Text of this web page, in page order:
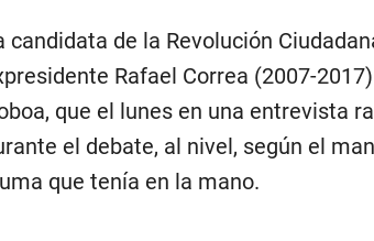
candidata de la Revolución
Rafael Correa (2007-
que el lunes en una entrevista
el debate, al nivel, según el
que tenía en la mano.